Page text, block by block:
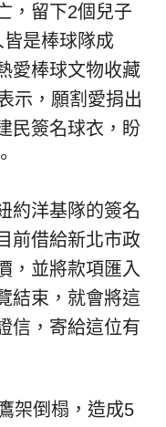
，留下2個兒子
是棒球隊成
愛棒球文物收藏
示，願割愛捐出
民簽名球衣，盼
約洋基隊的簽名
前借給新北市政
，並將款項匯入
結束，就會將這
信，寄給這位有
架倒榻，造成5